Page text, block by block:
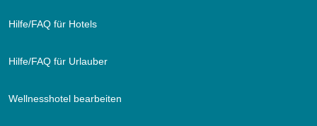
Hilfe/FAQ für Hotels
Hilfe/FAQ für Urlauber
Wellnesshotel bearbeiten